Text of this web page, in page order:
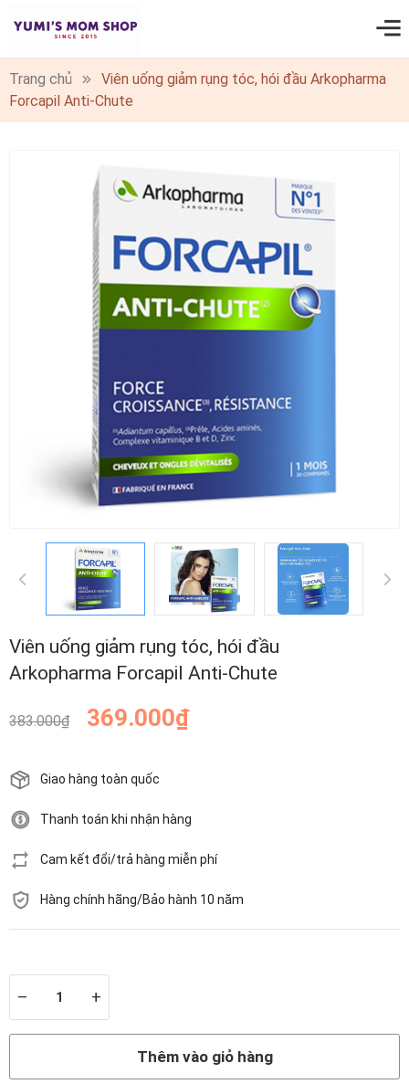
0
Trang chủ
Viên uống giảm rụng tóc, hói đầu Arkopharma
Forcapil Anti-Chute
Viên uống giảm rụng tóc, hói đầu
Arkopharma Forcapil Anti-Chute
383.000₫ 369.000₫
Giao hàng toàn quốc
Thanh toán khi nhận hàng
Cam kết đổi/trả hàng miễn phí
Hàng chính hãng/Bảo hành 10 năm
– +
Thêm vào giỏ hàng